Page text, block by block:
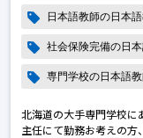
日本語教師の日本
社会保険完備の日
専門学校の日本語
北海道の大手専門学校に
主任にて勤務お考えの方